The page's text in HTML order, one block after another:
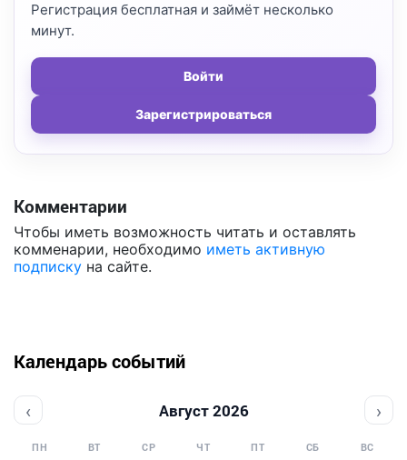
Регистрация бесплатная и займёт несколько
минут.
Войти
Зарегистрироваться
Комментарии
Чтобы иметь возможность читать и оставлять
комменарии, необходимо иметь активную
подписку на сайте.
Календарь событий
‹ Август 2026 ›
ПН ВТ СР ЧТ ПТ СБ ВС